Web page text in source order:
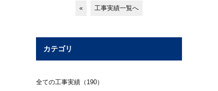
« 工事実績一覧へ
カテゴリ
全ての工事実績（190）